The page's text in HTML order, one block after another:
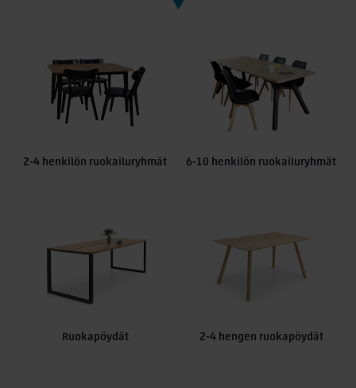
löytyy myös eri tyylisinä, kuten mm. siroina, massiivisina ja
rouheina. Meiltä Kallen Kalusteesta löydät kaiken kokoiset
ruokapöydät, niin kiinteä kantisena kuin jatkettavana.
Tuotesivulta voit valita myös ruokailuryhmän värin. Useissa
valita sinun sisustukseen sopivimman värin.
ruokailuryhmän niin meiltä löydät myös isommat
ruokailuryhmä kokonaisuudet.
Ruokailuryhmän tuolit
aikaa ja jos mahdollista, myös kokeilla erilaisten tuolien
2-4 henkilön ruokailuryhmät 6-10 henkilön ruokailuryhmät
Ruokapöydät 2-4 hengen ruokapöydät